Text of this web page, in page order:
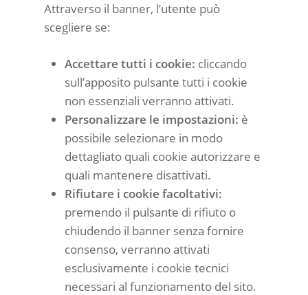
Attraverso il banner, l’utente può
scegliere se:
Accettare tutti i cookie: cliccando
sull’apposito pulsante tutti i cookie
non essenziali verranno attivati.
Personalizzare le impostazioni: è
possibile selezionare in modo
dettagliato quali cookie autorizzare e
quali mantenere disattivati.
Rifiutare i cookie facoltativi:
premendo il pulsante di rifiuto o
chiudendo il banner senza fornire
consenso, verranno attivati
esclusivamente i cookie tecnici
necessari al funzionamento del sito.